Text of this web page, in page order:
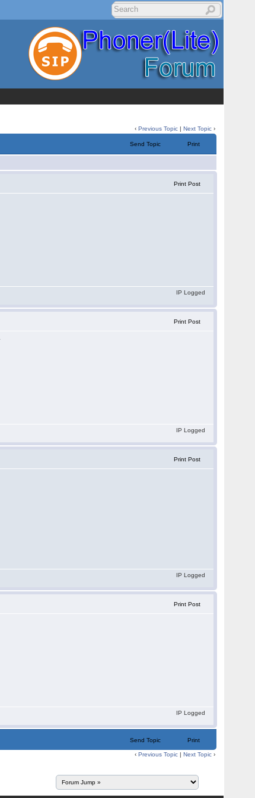
‹Previous Topic |Next Topic ›
Send Topic Print
Print Post
IP Logged
Print Post
IP Logged
Print Post
IP Logged
Print Post
IP Logged
Send Topic Print
‹Previous Topic |Next Topic ›